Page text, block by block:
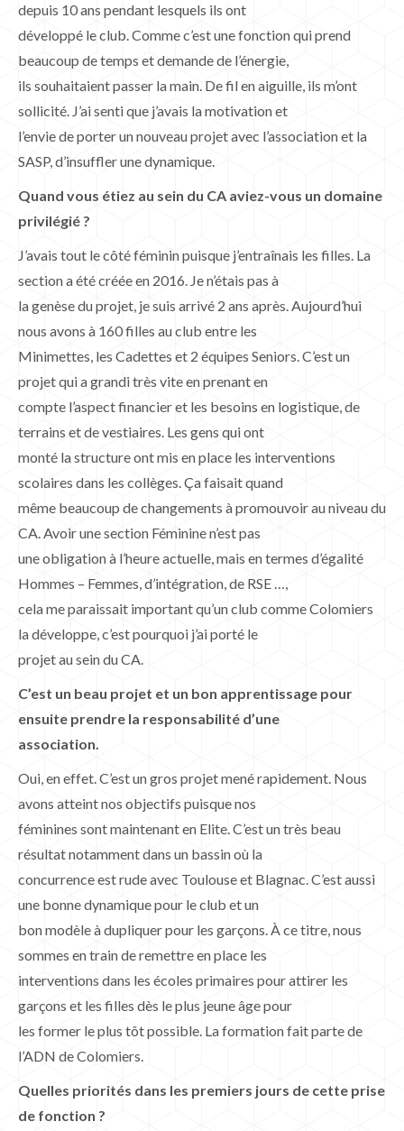
depuis 10 ans pendant lesquels ils ont
développé le club. Comme c’est une fonction qui prend
beaucoup de temps et demande de l’énergie,
ils souhaitaient passer la main. De fil en aiguille, ils m’ont
sollicité. J’ai senti que j’avais la motivation et
l’envie de porter un nouveau projet avec l’association et la
SASP, d’insuffler une dynamique.
Quand vous étiez au sein du CA aviez-vous un domaine
privilégié ?
J’avais tout le côté féminin puisque j’entraînais les filles. La
section a été créée en 2016. Je n’étais pas à
la genèse du projet, je suis arrivé 2 ans après. Aujourd’hui
nous avons à 160 filles au club entre les
Minimettes, les Cadettes et 2 équipes Seniors. C’est un
projet qui a grandi très vite en prenant en
compte l’aspect financier et les besoins en logistique, de
terrains et de vestiaires. Les gens qui ont
monté la structure ont mis en place les interventions
scolaires dans les collèges. Ça faisait quand
même beaucoup de changements à promouvoir au niveau du
CA. Avoir une section Féminine n’est pas
une obligation à l’heure actuelle, mais en termes d’égalité
Hommes – Femmes, d’intégration, de RSE …,
cela me paraissait important qu’un club comme Colomiers
la développe, c’est pourquoi j’ai porté le
projet au sein du CA.
C’est un beau projet et un bon apprentissage pour
ensuite prendre la responsabilité d’une
association.
Oui, en effet. C’est un gros projet mené rapidement. Nous
avons atteint nos objectifs puisque nos
féminines sont maintenant en Elite. C’est un très beau
résultat notamment dans un bassin où la
concurrence est rude avec Toulouse et Blagnac. C’est aussi
une bonne dynamique pour le club et un
bon modèle à dupliquer pour les garçons. À ce titre, nous
sommes en train de remettre en place les
interventions dans les écoles primaires pour attirer les
garçons et les filles dès le plus jeune âge pour
les former le plus tôt possible. La formation fait parte de
l’ADN de Colomiers.
Quelles priorités dans les premiers jours de cette prise
de fonction ?